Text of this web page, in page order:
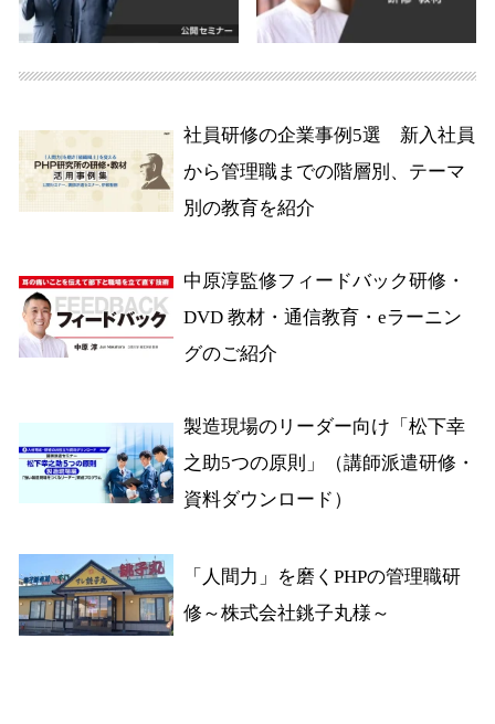
社員研修の企業事例5選 新入社員
から管理職までの階層別、テーマ
別の教育を紹介
中原淳監修フィードバック研修・
DVD 教材・通信教育・eラーニン
グのご紹介
製造現場のリーダー向け「松下幸
之助5つの原則」（講師派遣研修・
資料ダウンロード）
「人間力」を磨くPHPの管理職研
修～株式会社銚子丸様～